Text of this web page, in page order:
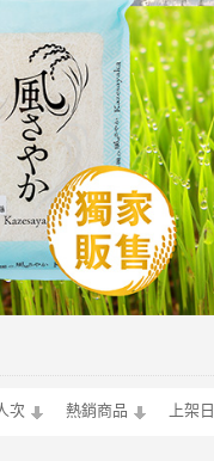
次 熱銷商品 上架